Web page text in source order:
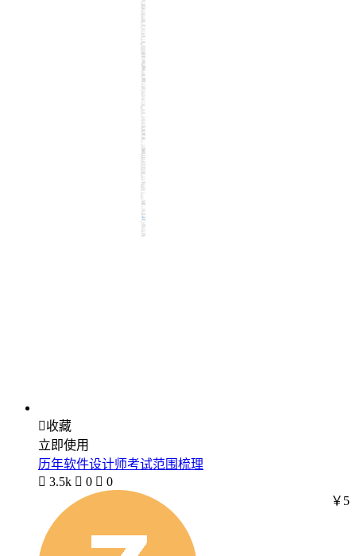
收藏
立即使用
历年软件设计师考试范围梳理
 3.5k  0  0
￥5